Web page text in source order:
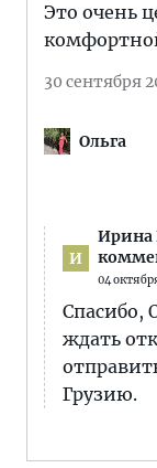
Это очень
30 сентября
Ольга
И
Ирина
04
Спасибо,
ждать
Грузию.